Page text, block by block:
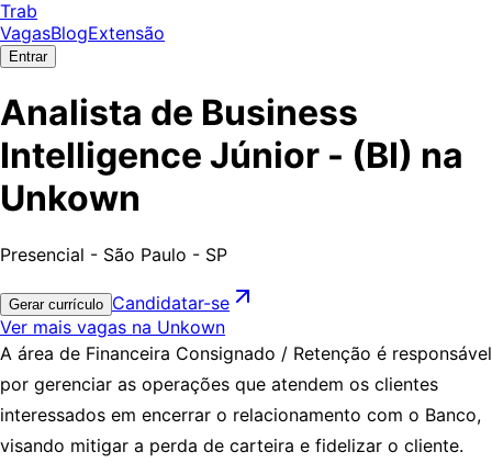
Trab
VagasBlogExtensão
Entrar
Analista de Business
Intelligence Júnior - (BI) na
Unkown
Presencial - São Paulo - SP
Gerar currículo Candidatar-se
Ver mais vagas na Unkown
A área de Financeira Consignado / Retenção é responsável
por gerenciar as operações que atendem os clientes
interessados em encerrar o relacionamento com o Banco,
visando mitigar a perda de carteira e fidelizar o cliente.